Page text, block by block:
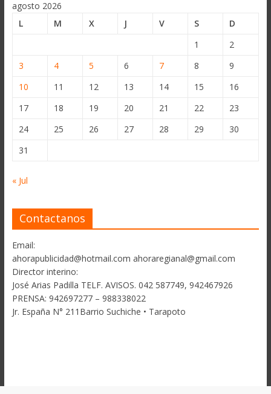
agosto 2026
L
M X J V S
D
1
2
3
4 5 6 7 8
9
10
11 12 13 14 15
16
17
18 19 20 21 22
23
24
25 26 27 28 29
30
31
« Jul
Contactanos
Email:
ahorapublicidad@hotmail.com ahoraregianal@gmail.com
Director interino:
José Arias Padilla TELF. AVISOS. 042 587749, 942467926
PRENSA: 942697277 – 988338022
Jr. España N° 211Barrio Suchiche • Tarapoto